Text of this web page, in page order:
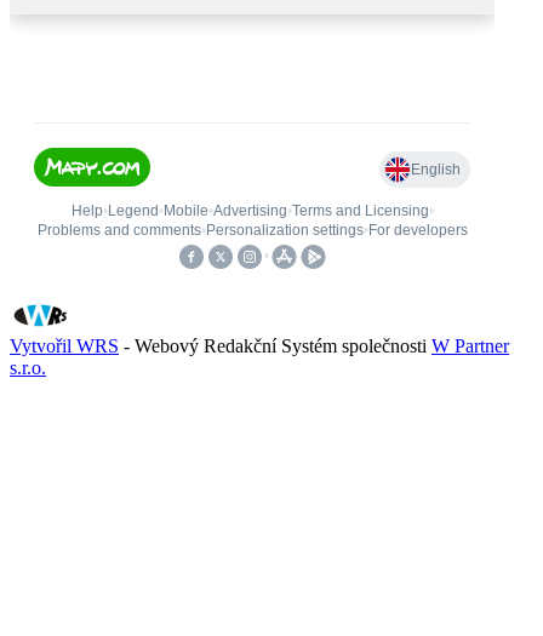
Vytvořil WRS - Webový Redakční Systém společnosti W Partner
s.r.o.